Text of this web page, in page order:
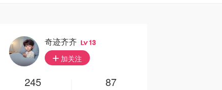
🇮🇹
奇迹齐齐 13
加关注
245 87